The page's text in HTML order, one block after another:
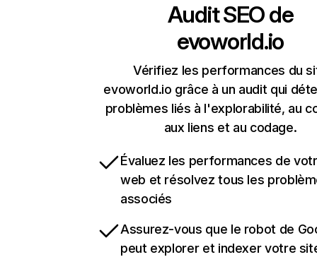
Audit SEO de
evoworld.io
Vérifiez les performances du
evoworld.io grâce à un audit qui
problèmes liés à l'explorabilité, au
aux liens et au codage.
Évaluez les performances de
web et résolvez tous les
associés
Assurez-vous que le robot de
peut explorer et indexer votre